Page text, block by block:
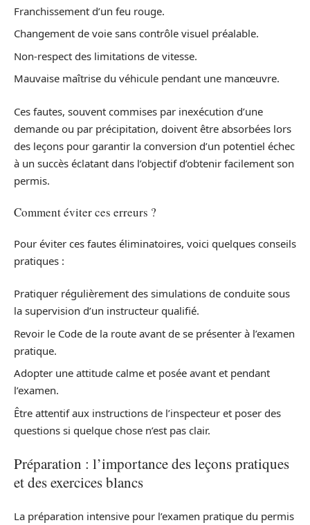
Franchissement d’un feu rouge.
Changement de voie sans contrôle visuel préalable.
Non-respect des limitations de vitesse.
Mauvaise maîtrise du véhicule pendant une manœuvre.
Ces fautes, souvent commises par inexécution d’une
demande ou par précipitation, doivent être absorbées lors
des leçons pour garantir la conversion d’un potentiel échec
à un succès éclatant dans l’objectif d’obtenir facilement son
permis.
Comment éviter ces erreurs ?
Pour éviter ces fautes éliminatoires, voici quelques conseils
pratiques :
Pratiquer régulièrement des simulations de conduite sous
la supervision d’un instructeur qualifié.
Revoir le Code de la route avant de se présenter à l’examen
pratique.
Adopter une attitude calme et posée avant et pendant
l’examen.
Être attentif aux instructions de l’inspecteur et poser des
questions si quelque chose n’est pas clair.
Préparation : l’importance des leçons pratiques
et des exercices blancs
La préparation intensive pour l’examen pratique du permis